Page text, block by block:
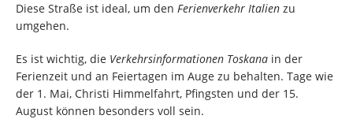
Diese Straße ist ideal, um den Ferienverkehr Italien zu
umgehen.
Es ist wichtig, die Verkehrsinformationen Toskana in der
Ferienzeit und an Feiertagen im Auge zu behalten. Tage wie
der 1. Mai, Christi Himmelfahrt, Pfingsten und der 15.
August können besonders voll sein.